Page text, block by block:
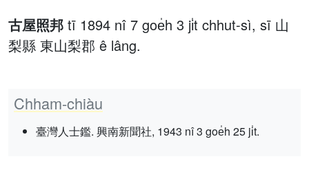
古屋照邦 tī 1894 nî 7 goe̍h 3 ji̍t chhut-sì, sī 山
梨縣 東山梨郡 ê lâng.
Chham-chiàu
臺灣人士鑑. 興南新聞社, 1943 nî 3 goe̍h 25 ji̍t.